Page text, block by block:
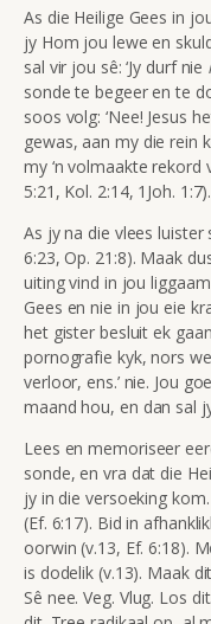
As die Heilige Gees in
jy Hom jou lewe en
sal vir jou sê: ‘Jy durf nie
sonde te begeer en te
soos volg: ‘Nee! Jesus
gewas, aan my die rein
my ‘n volmaakte rekord
5:21, Kol. 2:14, 1Joh. 1:7).
As jy na die vlees luister
6:23, Op. 21:8). Maak
uiting vind in jou
Gees en nie in jou eie
het gister besluit ek
pornografie kyk, nors
verloor, ens.’ nie. Jou
maand hou, en dan sal
Lees en memoriseer
sonde, en vra dat die
jy in die versoeking
(Ef. 6:17). Bid in
oorwin (v.13, Ef. 6:18).
is dodelik (v.13). Maak
Sê nee. Veg. Vlug. Los